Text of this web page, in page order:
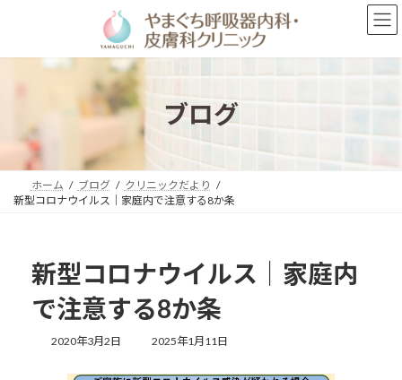
ン
プ
ー
動
ブログ
ホーム ブログ
クリニックだより
新型コロナウイルス｜家庭内で注意する8か条
新型コロナウイルス｜家庭内
で注意する8か条
2020年3月2日
最
更
2025年1月11日